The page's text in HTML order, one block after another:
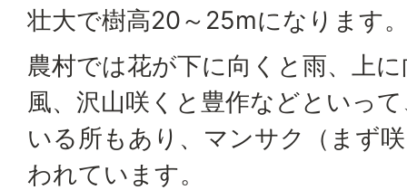
壮大で樹高20～25mになります
農村では花が下に向くと雨、上
風、沢山咲くと豊作などといっ
いる所もあり、マンサク（まず
われています。